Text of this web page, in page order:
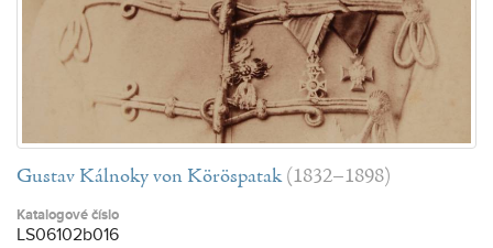
Gustav Kálnoky von Köröspatak (1832–1898)
Katalogové číslo
LS06102b016